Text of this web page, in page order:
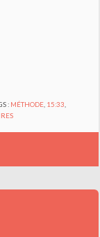
: MÉTHODE 15:33